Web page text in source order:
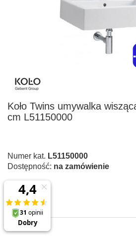
Koło Twins umywalka
cm L51150000
Numer kat. L51150000
Dostępność: na zamówienie